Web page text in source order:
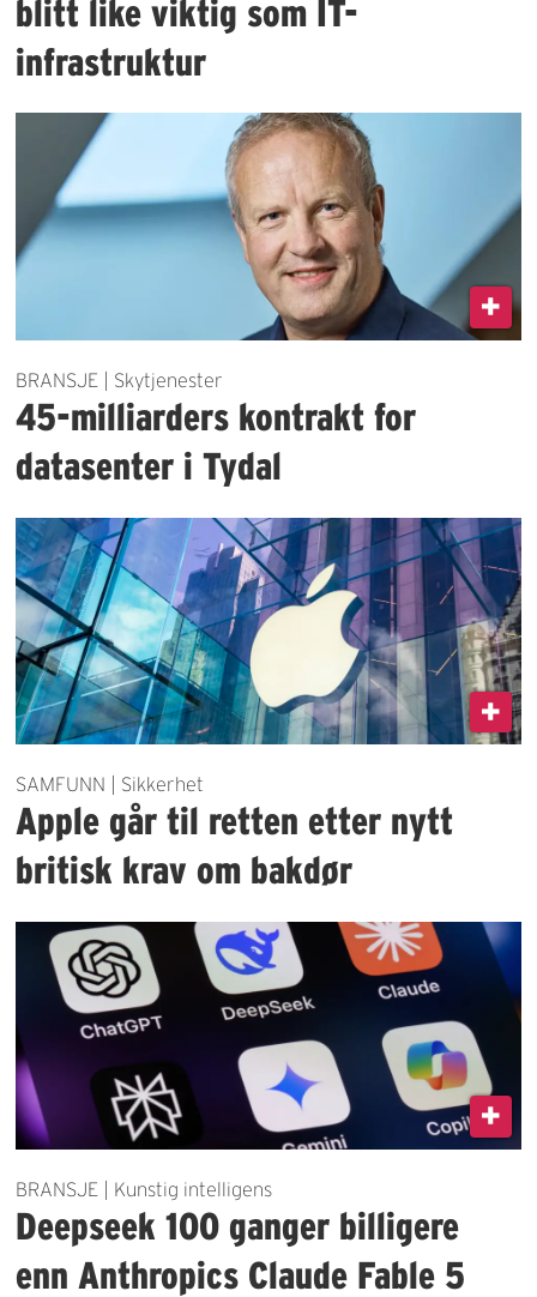
blitt like viktig som IT-
infrastruktur
BRANSJE | Skytjenester
45-milliarders kontrakt for
datasenter i Tydal
SAMFUNN | Sikkerhet
Apple går til retten etter nytt
britisk krav om bakdør
BRANSJE | Kunstig intelligens
Deepseek 100 ganger billigere
enn Anthropics Claude Fable 5